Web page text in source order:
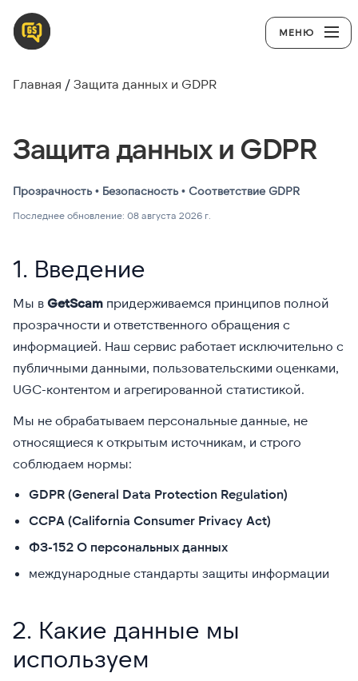
МЕНЮ
Главная Защита данных и GDPR
Защита данных и GDPR
Прозрачность • Безопасность • Соответствие GDPR
Последнее обновление: 08 августа 2026 г.
1. Введение
Мы в GetScam придерживаемся принципов полной
прозрачности и ответственного обращения с
информацией. Наш сервис работает исключительно с
публичными данными, пользовательскими оценками,
UGC-контентом и агрегированной статистикой.
Мы не обрабатываем персональные данные, не
относящиеся к открытым источникам, и строго
соблюдаем нормы:
GDPR (General Data Protection Regulation)
CCPA (California Consumer Privacy Act)
ФЗ-152 О персональных данных
международные стандарты защиты информации
2. Какие данные мы
используем